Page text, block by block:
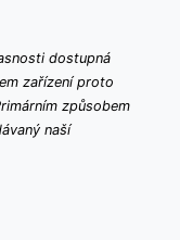
dostupná
zařízení proto
způsobem
naší